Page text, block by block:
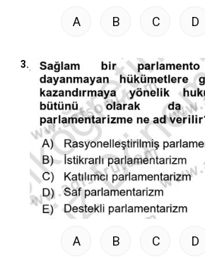
A B C D
3.
A B C D